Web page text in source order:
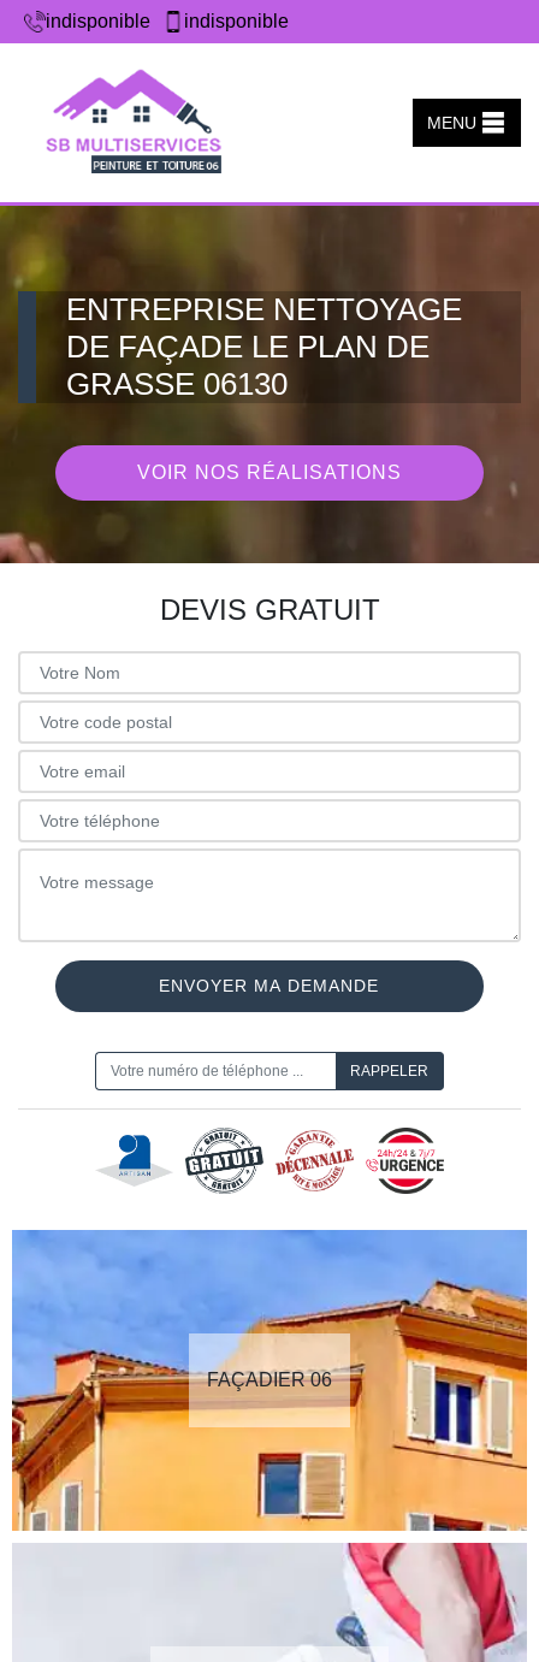
indisponible indisponible
MENU
ENTREPRISE NETTOYAGE
DE FAÇADE LE PLAN DE
GRASSE 06130
VOIR NOS RÉALISATIONS
DEVIS GRATUIT
FAÇADIER 06